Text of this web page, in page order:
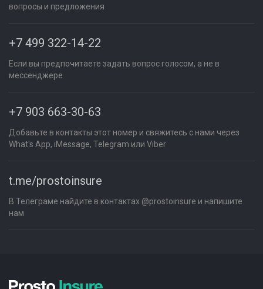
вопросы и предложения
+7 499 322-14-22
Если вы предпочитаете задать вопрос голосом, а не в
мессенджере
+7 903 663-30-63
Добавьте в контакты этот номер и свяжитесь с нами через
What's App, iMessage, Telegram или Viber
t.me/prostoinsure
В Телеграме найдите в контактах @prostoinsure и напишите
нам